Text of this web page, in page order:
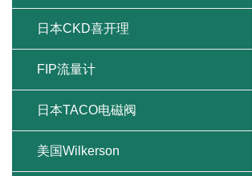
日本CKD喜开理
FIP流量计
日本TACO电磁阀
美国Wilkerson